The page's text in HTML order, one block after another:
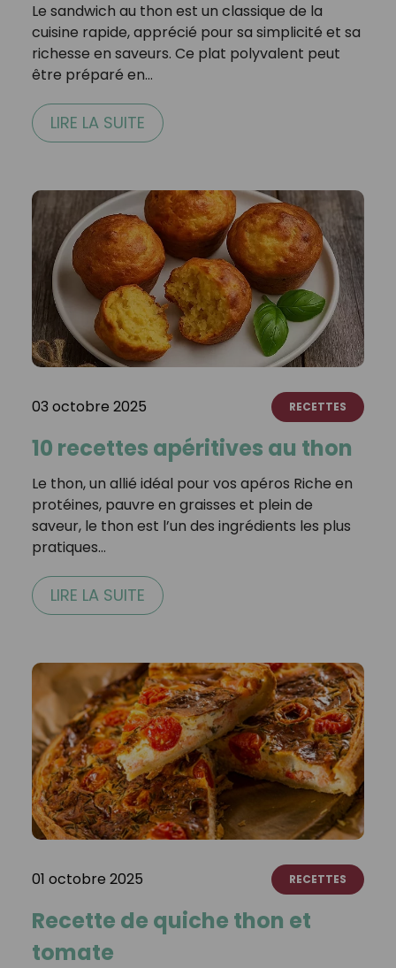
Le sandwich au thon est un classique de la
cuisine rapide, apprécié pour sa simplicité et sa
richesse en saveurs. Ce plat polyvalent peut
être préparé en…
LIRE LA SUITE
03 octobre 2025 RECETTES
10 recettes apéritives au thon
Le thon, un allié idéal pour vos apéros Riche en
protéines, pauvre en graisses et plein de
saveur, le thon est l’un des ingrédients les plus
pratiques…
LIRE LA SUITE
01 octobre 2025 RECETTES
Recette de quiche thon et
tomate